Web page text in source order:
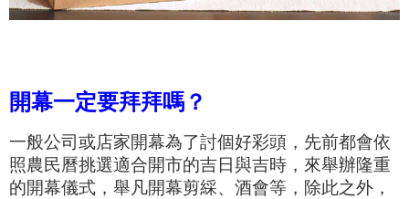
開幕一定要拜拜嗎？
一般公司或店家開幕為了討個好彩頭，先前都會依
照農民曆挑選適合開市的吉日與吉時，來舉辦隆重
的開幕儀式，舉凡開幕剪綵、酒會等，除此之外，